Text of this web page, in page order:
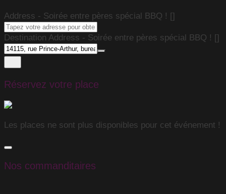
Address - Soirée entre pères spécial BBQ ! []
Destination Address - Soirée entre pères spécial BBQ ! []
Réservez votre place
Les places ne sont plus disponibles pour cet événement !
Nos commanditaires